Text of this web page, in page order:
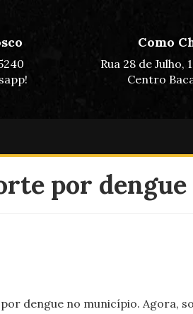
Como
Rua 28 de Julho,
Centro
por dengue
dengue no município. Agora,